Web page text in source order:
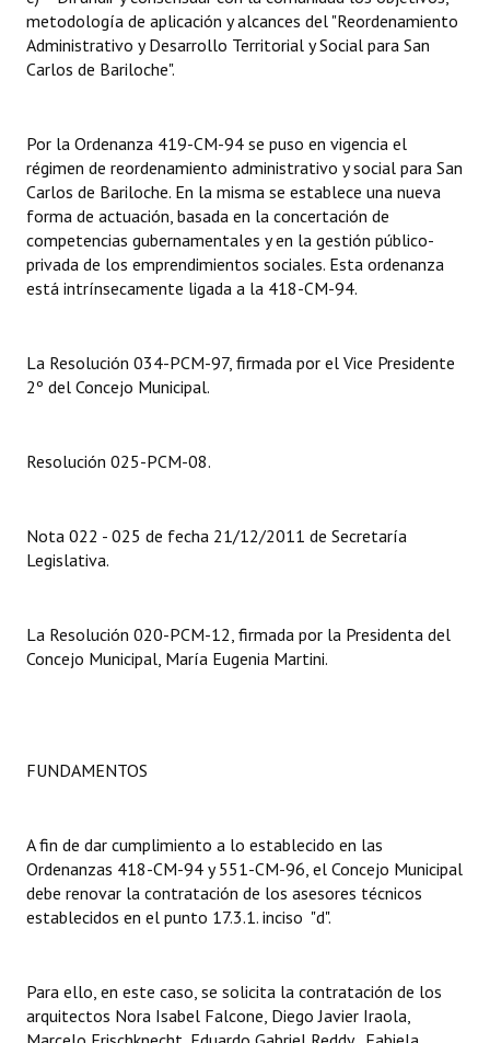
metodología de aplicación y alcances del "Reordenamiento
Administrativo y Desarrollo Territorial y Social para San
Carlos de Bariloche".
Por la Ordenanza 419-CM-94 se puso en vigencia el
régimen de reordenamiento administrativo y social para San
Carlos de Bariloche. En la misma se establece una nueva
forma de actuación, basada en la concertación de
competencias gubernamentales y en la gestión público-
privada de los emprendimientos sociales. Esta ordenanza
está intrínsecamente ligada a la 418-CM-94.
La Resolución 034-PCM-97, firmada por el Vice Presidente
2º del Concejo Municipal.
Resolución 025-PCM-08.
Nota 022 - 025 de fecha 21/12/2011 de Secretaría
Legislativa.
La Resolución 020-PCM-12, firmada por la Presidenta del
Concejo Municipal, María Eugenia Martini.
FUNDAMENTOS
A fin de dar cumplimiento a lo establecido en las
Ordenanzas 418-CM-94 y 551-CM-96, el Concejo Municipal
debe renovar la contratación de los asesores técnicos
establecidos en el punto 17.3.1. inciso "d".
Para ello, en este caso, se solicita la contratación de los
arquitectos Nora Isabel Falcone, Diego Javier Iraola,